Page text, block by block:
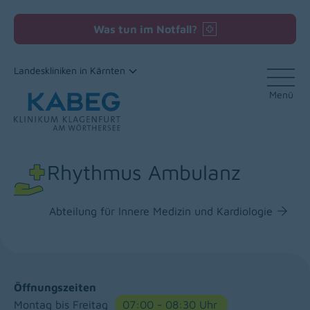
Was tun im Notfall?
Landeskliniken in Kärnten
Menü
Rhythmus Ambulanz
Abteilung für Innere Medizin und Kardiologie
Öffnungszeiten
Montag bis Freitag
07:00 - 08:30 Uhr